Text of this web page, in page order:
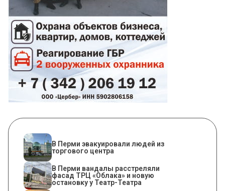
В Перми эвакуировали людей из
торгового центра
В Перми вандалы расстреляли
фасад ТРЦ «Облака» и новую
остановку у Театр-Театра